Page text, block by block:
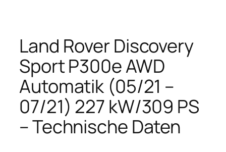
Land Rover Discovery
Sport P300e AWD
Automatik (05/21 –
07/21) 227 kW/309 PS
– Technische Daten